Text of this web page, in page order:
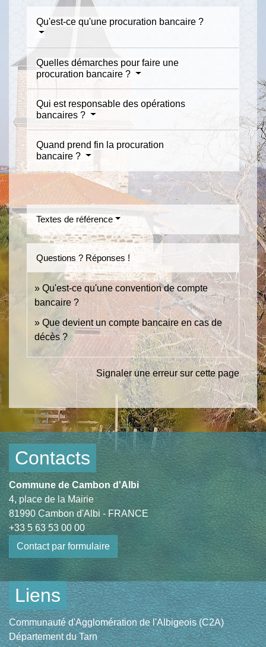
Qu'est-ce qu'une procuration bancaire ?
Quelles démarches pour faire une
procuration bancaire ?
Qui est responsable des opérations
bancaires ?
Quand prend fin la procuration
bancaire ?
Textes de référence
Questions ? Réponses !
Qu'est-ce qu'une convention de compte
bancaire ?
Que devient un compte bancaire en cas de
décès ?
Signaler une erreur sur cette page
Contacts
Commune de Cambon d'Albi
4, place de la Mairie
81990 Cambon d'Albi - FRANCE
+33 5 63 53 00 00
Contact par formulaire
Liens
Communauté d'Agglomération de l'Albigeois (C2A)
Département du Tarn